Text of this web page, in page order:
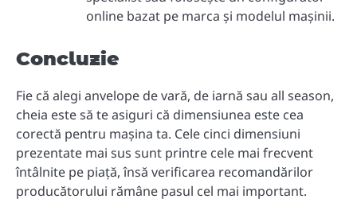
online bazat pe marca și modelul mașinii.
Concluzie
Fie că alegi anvelope de vară, de iarnă sau all season,
cheia este să te asiguri că dimensiunea este cea
corectă pentru mașina ta. Cele cinci dimensiuni
prezentate mai sus sunt printre cele mai frecvent
întâlnite pe piață, însă verificarea recomandărilor
producătorului rămâne pasul cel mai important.